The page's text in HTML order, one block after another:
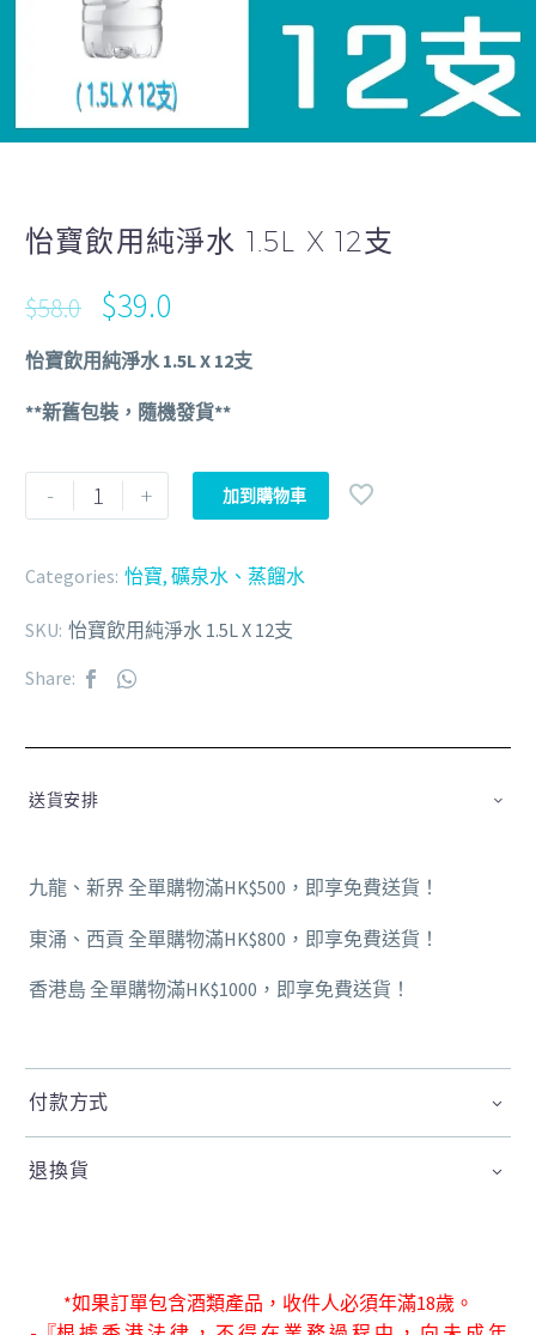
怡寶飲用純淨水 1.5L X 12支
$58.0 $39.0
怡寶飲用純淨水 1.5L X 12支
**新舊包裝，隨機發貨**
- + 加到購物車
Categories: 怡寶, 礦泉水、蒸餾水
SKU: 怡寶飲用純淨水 1.5L X 12支
Share:
送貨安排
九龍、新界 全單購物滿HK$500，即享免費送貨！
東涌、西貢 全單購物滿HK$800，即享免費送貨！
香港島 全單購物滿HK$1000，即享免費送貨！
付款方式
退換貨
*如果訂單包含酒類產品，收件人必須年滿18歲。